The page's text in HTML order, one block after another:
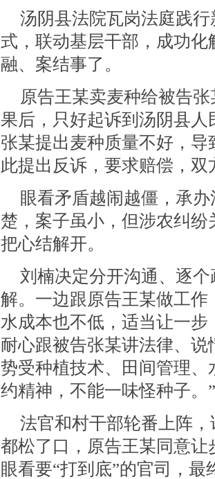
汤阴县法院瓦岗法庭践行
式，联动基层干部，成功
融、案结事了。
原告王某卖麦种给被告
果后，只好起诉到汤阴县
张某提出麦种质量不好，
此提出反诉，要求赔偿，
眼看矛盾越闹越僵，承
楚，案子虽小，但涉农纠
把心结解开。
刘楠决定分开沟通、逐
解。一边跟原告王某做工作
水成本也不低，适当让一
耐心跟被告张某讲法律、说
势受种植技术、田间管理
约精神，不能一味怪种子。 ”
法官和村干部轮番上阵
都松了口，原告王某同意让
眼看要“打到底”的官司， 最